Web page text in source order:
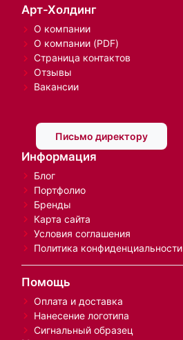
Арт-Холдинг
О компании
О компании (PDF)
Страница контактов
Отзывы
Вакансии
Письмо директору
Информация
Блог
Портфолио
Бренды
Карта сайта
Условия соглашения
Политика конфиденциальности
Помощь
Оплата и доставка
Нанесение логотипа
Сигнальный образец